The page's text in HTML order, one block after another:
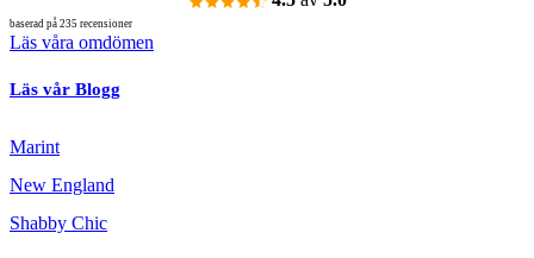
baserad på 235 recensioner
Läs våra omdömen
Läs vår Blogg
Marint
New England
Shabby Chic